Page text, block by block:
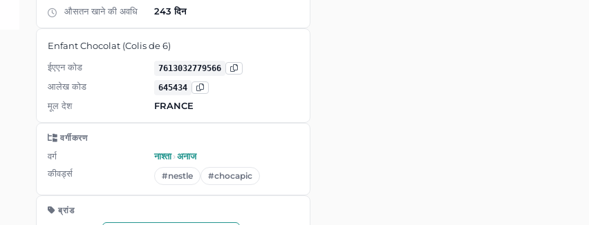
औसतन खाने की अवधि
243 दिन
Enfant Chocolat (Colis de 6)
ईएएन कोड
7613032779566
आलेख कोड 645434
मूल देश FRANCE
वर्गीकरण
वर्ग नाश्ता ›अनाज
कीवर्ड्स
#nestle #chocapic
ब्रांड